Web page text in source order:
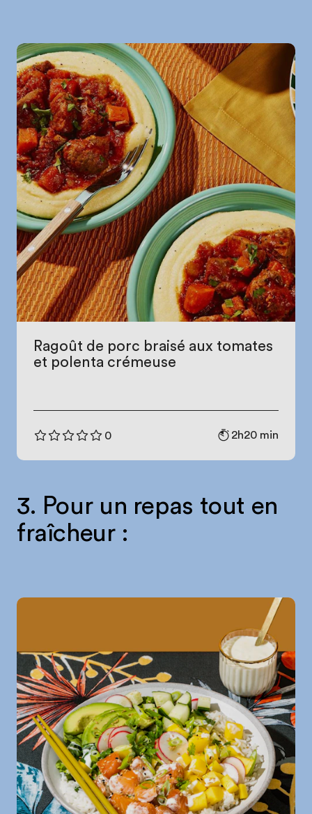
Ragoût de porc braisé aux tomates
et polenta crémeuse
0 2h20 min
3. Pour un repas tout en
fraîcheur :